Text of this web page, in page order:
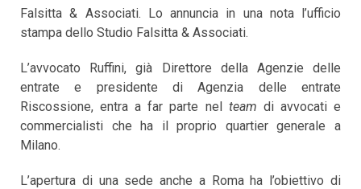
Falsitta & Associati. Lo annuncia in una nota l’ufficio
stampa dello Studio Falsitta & Associati.
L’avvocato Ruffini, già Direttore della Agenzie delle
entrate e presidente di Agenzia delle entrate
Riscossione, entra a far parte nel team di avvocati e
commercialisti che ha il proprio quartier generale a
Milano.
L’apertura di una sede anche a Roma ha l’obiettivo di